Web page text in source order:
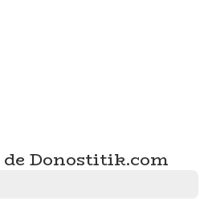
de Donostitik.com